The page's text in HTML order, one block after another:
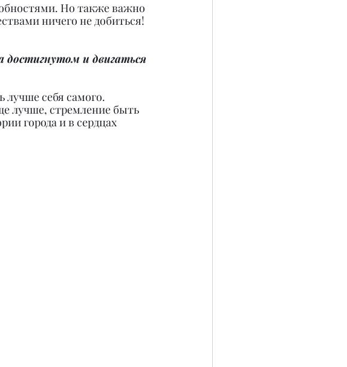
Но также важно
ничего не добиться!
и двигаться
лучше себя самого.
лучше, стремление быть
города и в сердцах